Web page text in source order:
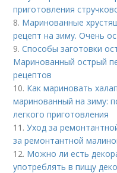
приготовления
8. Маринованные
рецепт на зиму. Очень
9.Способы заготовки
Маринованный острый
рецептов
10. Как мариновать
маринованный на зиму:
легкого приготовления
11.Уход за
за ремонтантной
12. Можно ли есть
употреблять в пищу